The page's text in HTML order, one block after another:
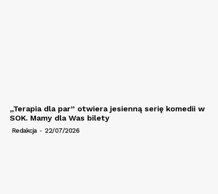
„Terapia dla par” otwiera jesienną serię komedii w
SOK. Mamy dla Was bilety
Redakcja - 22/07/2026